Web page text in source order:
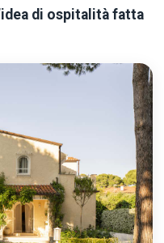
di ospitalità fatta